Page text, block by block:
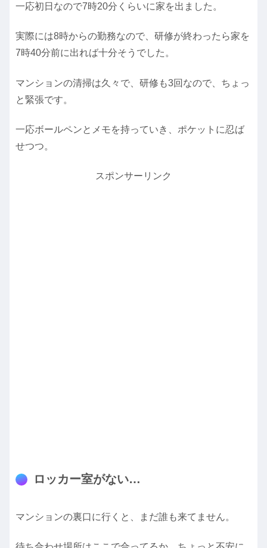
一応初日なので7時20分くらいに家を出ました。
実際には8時からの勤務なので、研修が終わったら家を
7時40分前に出れば十分そうでした。
マンションの清掃は久々で、研修も3回なので、ちょっ
と緊張です。
一応ボールペンとメモを持っていき、ポケットに忍ば
せつつ。
スポンサーリンク
ロッカー室がない…
マンションの裏口に行くと、まだ誰も来てません。